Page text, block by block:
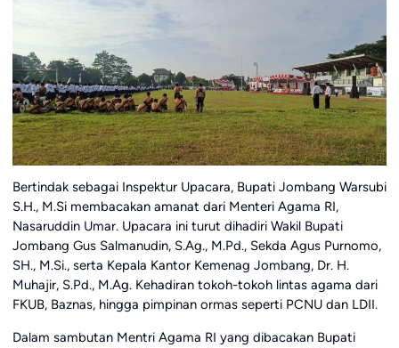
Bertindak sebagai Inspektur Upacara, Bupati Jombang Warsubi
S.H., M.Si membacakan amanat dari Menteri Agama RI,
Nasaruddin Umar. Upacara ini turut dihadiri Wakil Bupati
Jombang Gus Salmanudin, S.Ag., M.Pd., Sekda Agus Purnomo,
SH., M.Si., serta Kepala Kantor Kemenag Jombang, Dr. H.
Muhajir, S.Pd., M.Ag. Kehadiran tokoh-tokoh lintas agama dari
FKUB, Baznas, hingga pimpinan ormas seperti PCNU dan LDII.
Dalam sambutan Mentri Agama RI yang dibacakan Bupati